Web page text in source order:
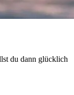
du dann glücklich